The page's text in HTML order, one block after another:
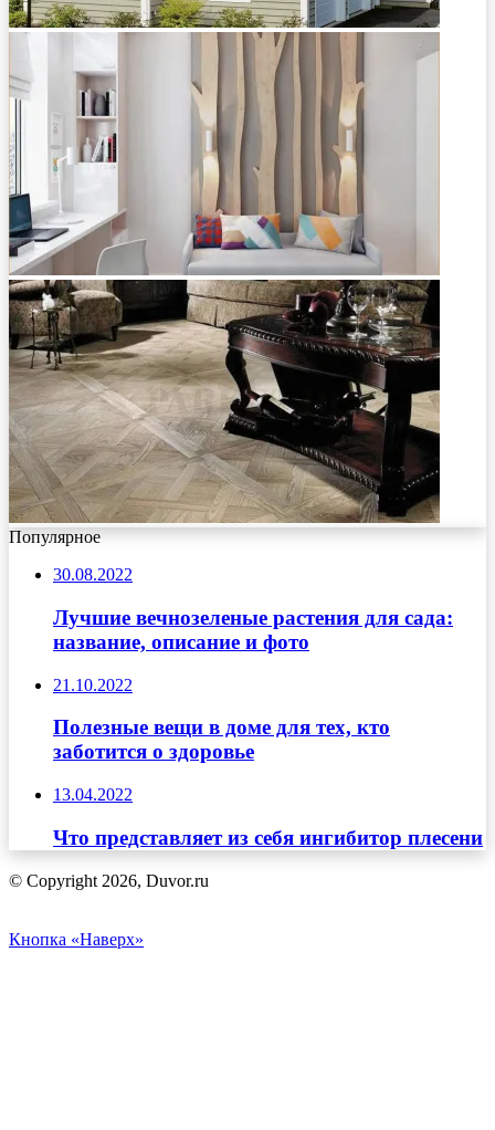
Популярное
30.08.2022
Лучшие вечнозеленые растения для сада:
название, описание и фото
21.10.2022
Полезные вещи в доме для тех, кто
заботится о здоровье
13.04.2022
Что представляет из себя ингибитор плесени
© Copyright 2026, Duvor.ru
Кнопка «Наверх»